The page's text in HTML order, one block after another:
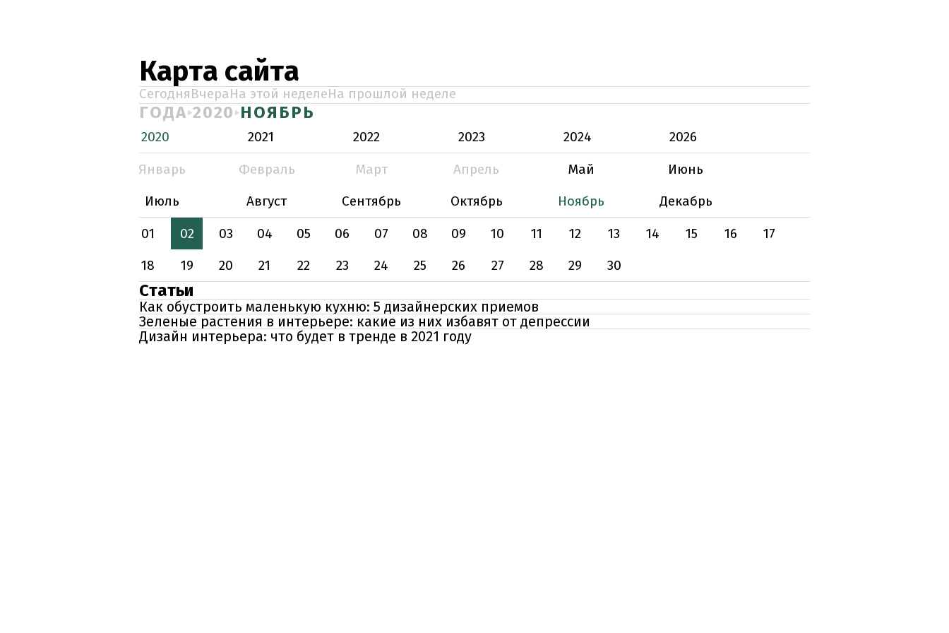
Карта сайта
СегодняВчераНа этой неделеНа прошлой неделе
ГОДА 2020 НОЯБРЬ
2020 2021 2022 2023 2024
2026
Январь
Февраль Март Апрель Май
Июнь
Июль
Август Сентябрь Октябрь Ноябрь
Декабрь
01
02 03 04 05 06 07 08 09 10 11 12 13 14 15 16
17
18
19 20 21 22 23 24 25 26 27 28 29 30
Статьи
Как обустроить маленькую кухню: 5 дизайнерских приемов
Зеленые растения в интерьере: какие из них избавят от депрессии
Дизайн интерьера: что будет в тренде в 2021 году